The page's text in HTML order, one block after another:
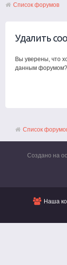
Список форумов
Удалить
Вы уверены, что
данным форумом?
Список
Создано на
Наша